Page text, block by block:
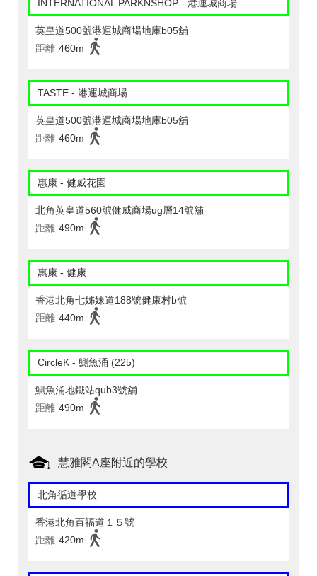
INTERNATIONAL PARKNSHOP - 港運城商場
英皇道500號港運城商場地庫b05舖
距離 460m
TASTE - 港運城商場.
英皇道500號港運城商場地庫b05舖
距離 460m
惠康 - 健威花園
北角英皇道560號健威商場ug層14號舖
距離 490m
惠康 - 健康
香港北角七姊妹道188號健康村b號
距離 440m
CircleK - 鰂魚涌 (225)
鰂魚涌地鐵站qub3號舖
距離 490m
慧雅閣A座附近的學校
北角循道學校
香港北角百福道１５號
距離 420m